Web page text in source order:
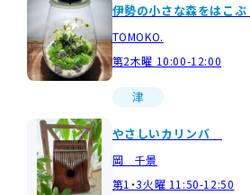
伊勢の小さな森をはこぶ
TOMOKO.
第2木曜 10:00-12:00
津
やさしいカリンバ
岡 千景
第1・3火曜 11:50-12:50